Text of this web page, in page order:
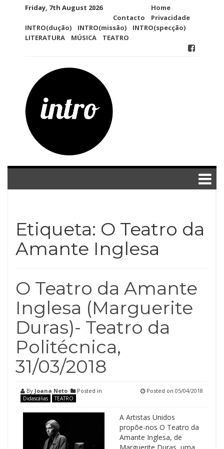
Friday, 7th August 2026
Contacto
Home
Privacidade
INTRO(dução)
INTRO(missão)
INTRO(specção)
LITERATURA
MÚSICA TEATRO
Etiqueta: O Teatro da
Amante Inglesa
O Teatro da Amante
Inglesa (Marguerite
Duras)- Teatro da
Politécnica,
31/03/2018
By Joana Neto Posted in
Didascálias TEATRO
Posted on 05/04/2018
A Artistas Unidos
propõe-nos O Teatro da
Amante Inglesa, de